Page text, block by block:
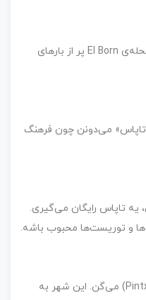
ترکیبی از سنتی و مدرنه. مخصوصا محله‌ی El Born پر از بارهای
تاپاس» می‌دونن چون فرهنگ
تاپاس رایگان می‌گیری.
و توریست‌ها محبوب باشه.
تو شمال اسپانیا بهش «پینچو» (Pintxos) می‌گن. این شهر به